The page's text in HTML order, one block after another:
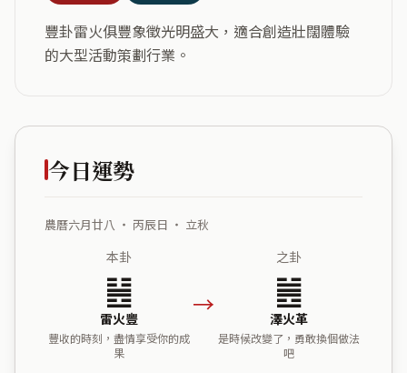
豐卦雷火俱豐象徵光明盛大，適合創造壯闊體驗
的大型活動策劃行業。
今日運勢
農曆六月廿八 ・ 丙辰日 ・ 立秋
本卦
䷶
雷火豐
豐收的時刻，盡情享受你的成
果
→
之卦
䷰
澤火革
是時候改變了，勇敢換個做法
吧